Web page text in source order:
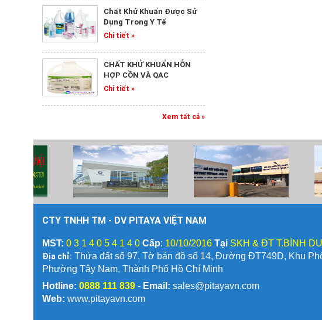
TẨY RỬA NHỰA KHÓI
SMOKE CLEANER
Chi tiết »
TẨY RỬA LÒ NƯỚNG
BỘ PHA LOÃNG HÓA
CHẤT
Chi tiết »
MÁY TẠO BỌT KHÍ NÉN
DI ĐỘNG - FOAM UNIT
Chi tiết »
DUNG DỊCH RỬA RAU
Chất Khử Khuẩn Được Sử
Dụng Trong Y Tế
Chi tiết »
CHẤT KHỬ KHUẨN HỖN
HỢP CỒN VÀ QAC
Chi tiết »
Xem tất cả »
CTY TNHH TM - DV PITAYA VIỆT NAM
MST: 0 3 1 4 0 5 4 1 4 0 Cấp: 10/10/2016 Tại SKH & ĐT T.BÌNH
Địa chỉ: Thửa đất số 97, Tờ bản đồ số 14, Đường ĐT749D, Khu
Phường Tây Nam, Thành Phố Hồ Chí Minh
Hotline: 0888 111 839 - Email: sales@pitayavn.com
Web: www.pitayavn.com